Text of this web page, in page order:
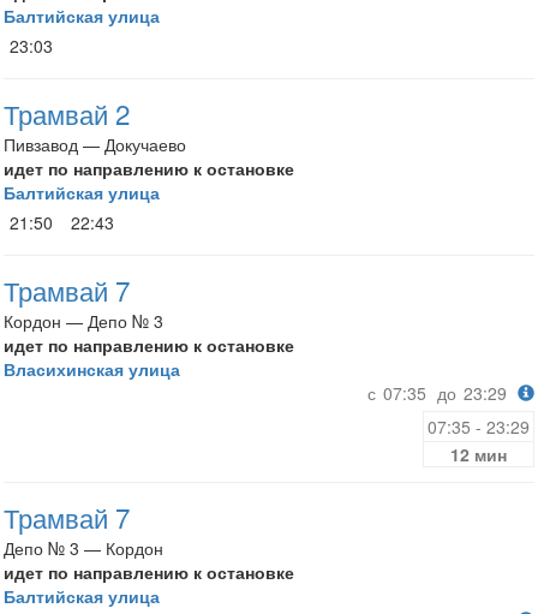
Балтийская улица
23:03
Трамвай 2
Пивзавод — Докучаево
идет по направлению к остановке
Балтийская улица
21:50
22:43
Трамвай 7
Кордон — Депо № 3
идет по направлению к остановке
Власихинская улица
с 07:35 до 23:29
07:35 - 23:29
12 мин
Трамвай 7
Депо № 3 — Кордон
идет по направлению к остановке
Балтийская улица